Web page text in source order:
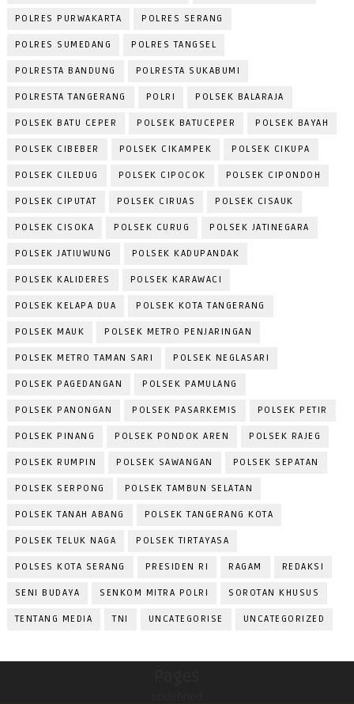
POLRES PURWAKARTA POLRES SERANG
POLRES SUMEDANG POLRES TANGSEL
POLRESTA BANDUNG POLRESTA SUKABUMI
POLRESTA TANGERANG POLRI POLSEK BALARAJA
POLSEK BATU CEPER POLSEK BATUCEPER POLSEK BAYAH
POLSEK CIBEBER POLSEK CIKAMPEK POLSEK CIKUPA
POLSEK CILEDUG POLSEK CIPOCOK POLSEK CIPONDOH
POLSEK CIPUTAT POLSEK CIRUAS POLSEK CISAUK
POLSEK CISOKA POLSEK CURUG POLSEK JATINEGARA
POLSEK JATIUWUNG POLSEK KADUPANDAK
POLSEK KALIDERES POLSEK KARAWACI
POLSEK KELAPA DUA POLSEK KOTA TANGERANG
POLSEK MAUK POLSEK METRO PENJARINGAN
POLSEK METRO TAMAN SARI POLSEK NEGLASARI
POLSEK PAGEDANGAN POLSEK PAMULANG
POLSEK PANONGAN POLSEK PASARKEMIS POLSEK PETIR
POLSEK PINANG POLSEK PONDOK AREN POLSEK RAJEG
POLSEK RUMPIN POLSEK SAWANGAN POLSEK SEPATAN
POLSEK SERPONG POLSEK TAMBUN SELATAN
POLSEK TANAH ABANG POLSEK TANGERANG KOTA
POLSEK TELUK NAGA POLSEK TIRTAYASA
POLSES KOTA SERANG PRESIDEN RI RAGAM REDAKSI
SENI BUDAYA SENKOM MITRA POLRI SOROTAN KHUSUS
TENTANG MEDIA TNI UNCATEGORISE UNCATEGORIZED